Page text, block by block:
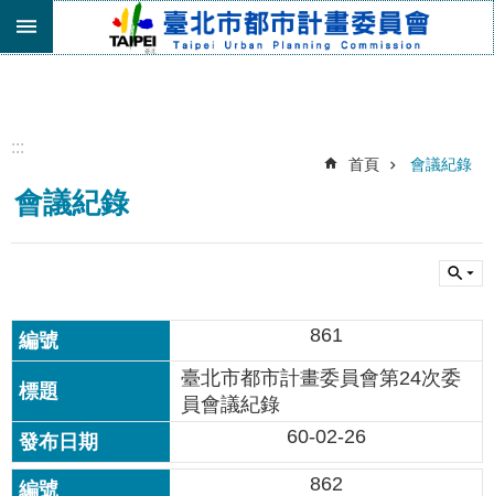
跳到主要內容區塊
關
介
紹
計
畫
委
員
會
專
區
:::
首頁 會議紀錄
會議紀錄
861
臺北市都市計畫委員會第24次委
員會議紀錄
60-02-26
862